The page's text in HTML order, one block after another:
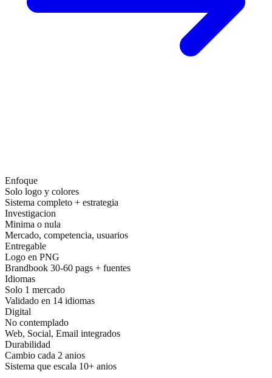
Enfoque
Solo logo y colores
Sistema completo + estrategia
Investigacion
Minima o nula
Mercado, competencia, usuarios
Entregable
Logo en PNG
Brandbook 30-60 pags + fuentes
Idiomas
Solo 1 mercado
Validado en 14 idiomas
Digital
No contemplado
Web, Social, Email integrados
Durabilidad
Cambio cada 2 anios
Sistema que escala 10+ anios